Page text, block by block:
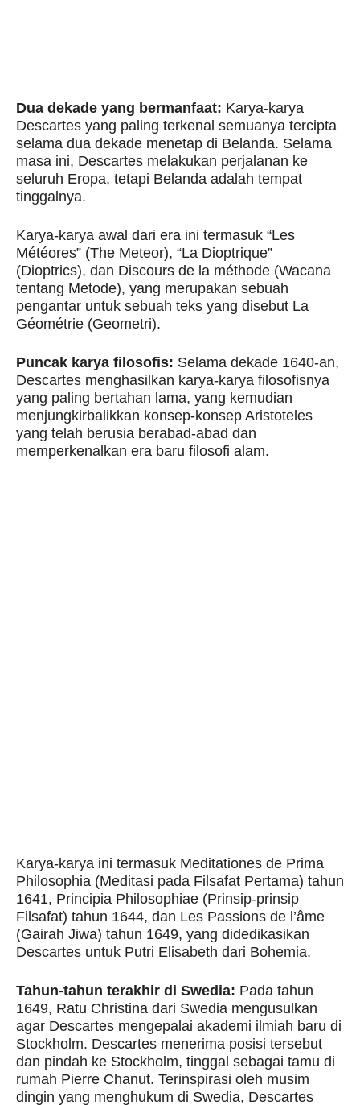
Dua dekade yang bermanfaat: Karya-karya
Descartes yang paling terkenal semuanya tercipta
selama dua dekade menetap di Belanda. Selama
masa ini, Descartes melakukan perjalanan ke
seluruh Eropa, tetapi Belanda adalah tempat
tinggalnya.
Karya-karya awal dari era ini termasuk “Les
Météores” (The Meteor), “La Dioptrique”
(Dioptrics), dan Discours de la méthode (Wacana
tentang Metode), yang merupakan sebuah
pengantar untuk sebuah teks yang disebut La
Géométrie (Geometri).
Puncak karya filosofis: Selama dekade 1640-an,
Descartes menghasilkan karya-karya filosofisnya
yang paling bertahan lama, yang kemudian
menjungkirbalikkan konsep-konsep Aristoteles
yang telah berusia berabad-abad dan
memperkenalkan era baru filosofi alam.
Karya-karya ini termasuk Meditationes de Prima
Philosophia (Meditasi pada Filsafat Pertama) tahun
1641, Principia Philosophiae (Prinsip-prinsip
Filsafat) tahun 1644, dan Les Passions de l’âme
(Gairah Jiwa) tahun 1649, yang didedikasikan
Descartes untuk Putri Elisabeth dari Bohemia.
Tahun-tahun terakhir di Swedia: Pada tahun
1649, Ratu Christina dari Swedia mengusulkan
agar Descartes mengepalai akademi ilmiah baru di
Stockholm. Descartes menerima posisi tersebut
dan pindah ke Stockholm, tinggal sebagai tamu di
rumah Pierre Chanut. Terinspirasi oleh musim
dingin yang menghukum di Swedia, Descartes